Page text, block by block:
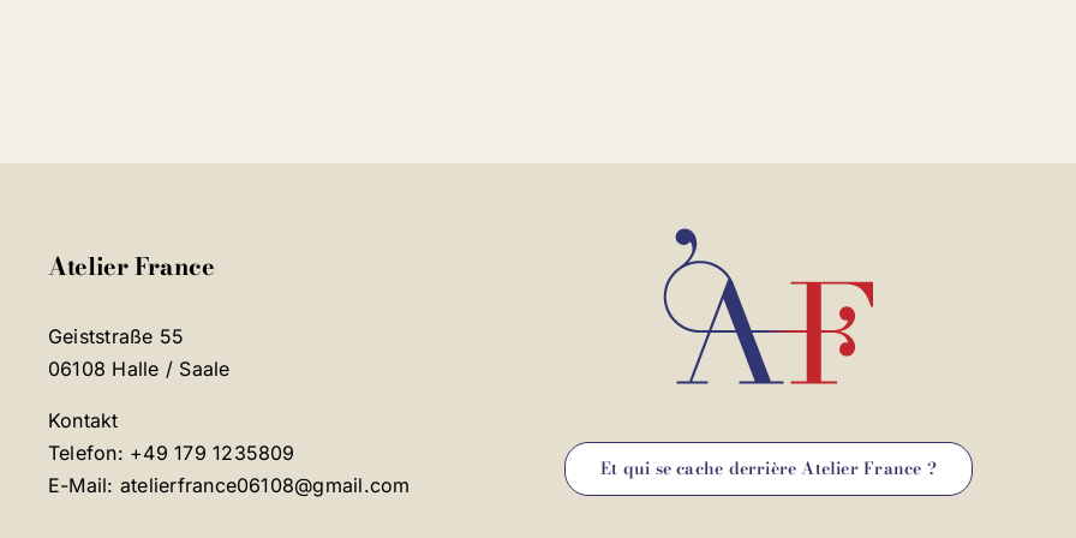
Atelier France
Geiststraße 55
06108 Halle / Saale
Kontakt
Telefon: +49 179 1235809
E-Mail: atelierfrance06108@gmail.com
Et qui se cache derrière Atelier France ?